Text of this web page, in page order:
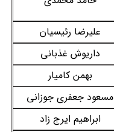
علیرضا رئیسیان
داریوش غذبانی
بهمن کامیار
مسعود جعفری جوزانی
ابراهیم ایرج زاد